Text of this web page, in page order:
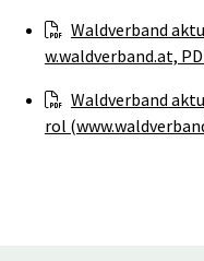
Waldverband
w.waldverband.at,
Waldverband
rol